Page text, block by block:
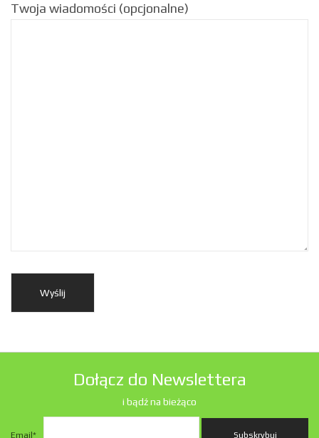
Twoja wiadomości (opcjonalne)
Dołącz do Newslettera
i bądź na bieżąco
Email *